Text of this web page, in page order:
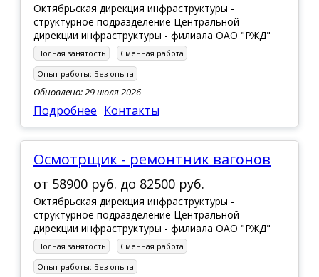
Октябрьская дирекция инфраструктуры -
структурное подразделение Центральной
дирекции инфраструктуры - филиала ОАО "РЖД"
Полная занятость
Сменная работа
Опыт работы: Без опыта
Обновлено: 29 июля 2026
Подробнее Контакты
Осмотрщик - ремонтник вагонов
от 58900 руб. до 82500 руб.
Октябрьская дирекция инфраструктуры -
структурное подразделение Центральной
дирекции инфраструктуры - филиала ОАО "РЖД"
Полная занятость
Сменная работа
Опыт работы: Без опыта